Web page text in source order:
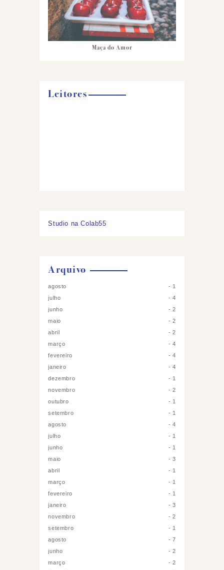
Maça do Amor
Leitores
Studio na Colab55
Arquivo
agosto
1
julho
4
junho
2
maio
2
abril
2
março
4
fevereiro
4
janeiro
4
dezembro
1
novembro
2
outubro
1
setembro
1
agosto
4
julho
1
junho
1
maio
3
abril
1
março
1
fevereiro
1
janeiro
3
novembro
2
setembro
1
agosto
7
junho
2
março
2